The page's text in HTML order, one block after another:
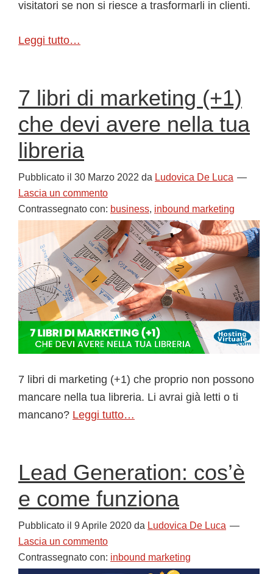
visitatori se non si riesce a trasformarli in clienti.
Leggi tutto…
7 libri di marketing (+1)
che devi avere nella tua
libreria
Pubblicato il 30 Marzo 2022 da Ludovica De Luca
Lascia un commento
Contrassegnato con: business, inbound marketing
7 libri di marketing (+1) che proprio non possono
mancare nella tua libreria. Li avrai già letti o ti
mancano? Leggi tutto…
Lead Generation: cos’è
e come funziona
Pubblicato il 9 Aprile 2020 da Ludovica De Luca
Lascia un commento
Contrassegnato con: inbound marketing